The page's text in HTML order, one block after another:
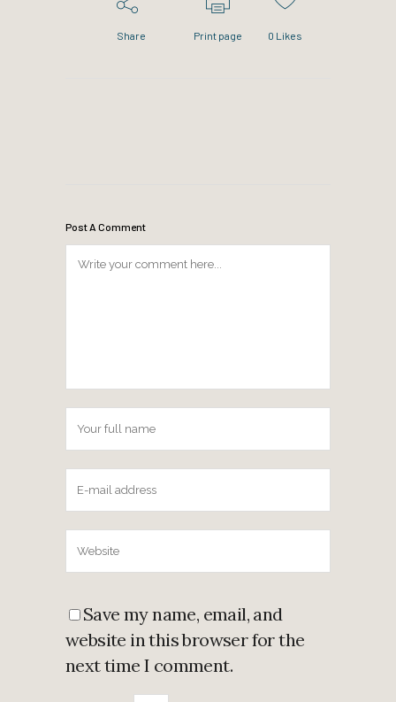
Share Print page 0 Likes
Post A Comment
Save my name, email, and
website in this browser for the
next time I comment.